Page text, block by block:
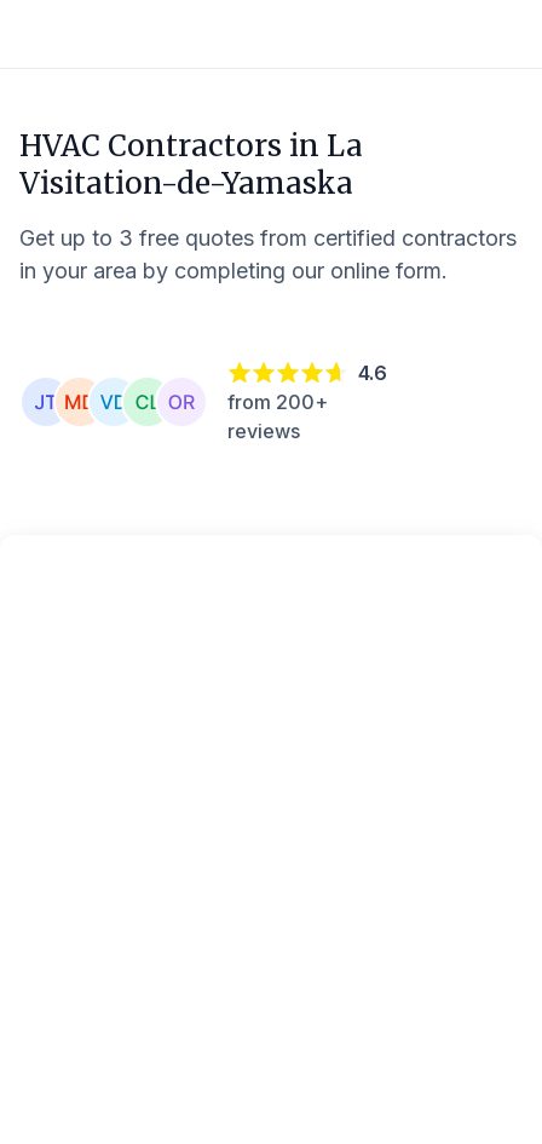
HVAC Contractors in La
Visitation-de-Yamaska
Get up to 3 free quotes from certified contractors
in your area by completing our online form.
4.6
from 200+
reviews